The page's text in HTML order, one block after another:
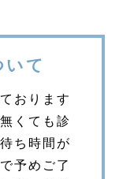
いて
おります
くても診
ち時間が
予めご了